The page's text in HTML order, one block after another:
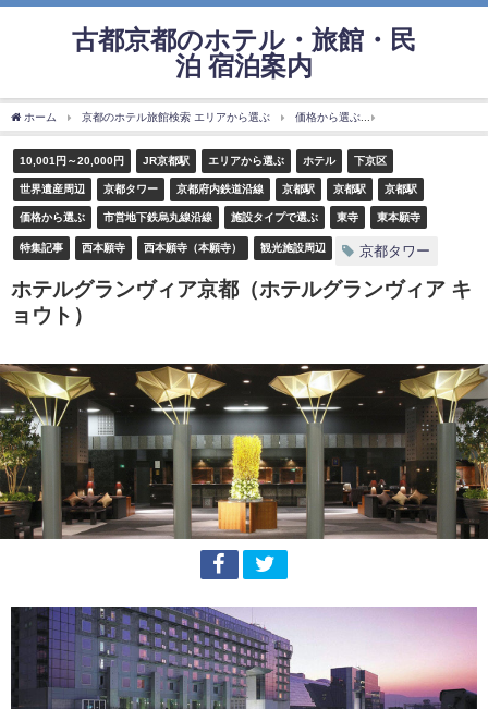
古都京都のホテル・旅館・民
泊 宿泊案内
ホーム 京都のホテル旅館検索 エリアから選ぶ 価格から選ぶ
10,001円～20,000円 JR京都駅 エリアから選ぶ ホテル 下京区
世界遺産周辺 京都タワー 京都府内鉄道沿線 京都駅 京都駅 京都駅
価格から選ぶ 市営地下鉄烏丸線沿線 施設タイプで選ぶ 東寺 東本願寺
特集記事 西本願寺 西本願寺（本願寺） 観光施設周辺 京都タワー
ホテルグランヴィア京都（ホテルグランヴィア キ
ョウト）